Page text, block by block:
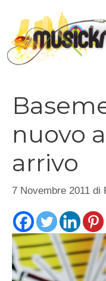
contenuto
nuovo
arrivo
7 Novembre 2011 di